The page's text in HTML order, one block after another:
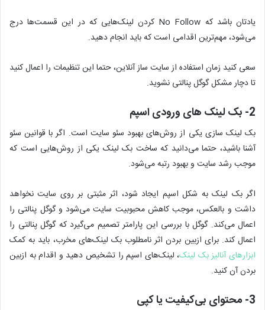
یادتان باشد که No Follow کردن لینک‌هایی که در این قسمت‌ها درج
می‌شود، مهم‌ترین اقدامی است که باید انجام دهید.
سعی کنید زمان استفاده از سایت ساز آنلاین، حتما این تنظیمات را اعمال کنید
تا دچار مشکل گوگل پنالتی نشوید.
2- بک لینک های ورودی اسپم
بک لینک سازی یکی از روش‌های بهبود سئو سایت است. اگر با قوانین سئو
آشنا باشید، حتما می‌دانید که ساخت بک لینک یکی از روش‌هایی است که
موجب رشد سایت و بهبود رتبه می‌شود.
اگر بک لینک به شکل اسپم ایجاد شود، اثر مثبتی بر روی سایت نخواهد
داشت و بالعکس، موجب کاهش محبوبیت سایت می‌شود و گوگل پنالتی را
اعمال می‌کند. گوگل با بررسی این پارامتر تصمیم می‌گیرد که گوگل پنالتی را
اعمال کند. برای ازبین بردن اثر نامطلوب بک لینک‌های مخرب، باید به کمک
ابزارهای آنالیز بک لینک، لینک‌های اسپم را تشخیص دهید و اقدام به ازبین
بردن آن کنید.
3- محتوای بی‌کیفیت یا کپی